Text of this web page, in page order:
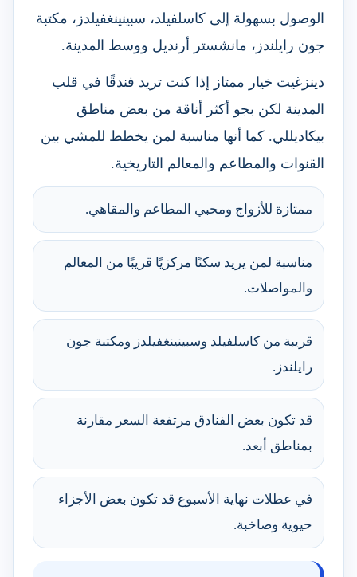
الوصول بسهولة إلى كاسلفيلد، سبينينغفيلدز، مكتبة
جون رايلندز، مانشستر أرنديل ووسط المدينة.
دينزغيت خيار ممتاز إذا كنت تريد فندقًا في قلب
المدينة لكن بجو أكثر أناقة من بعض مناطق
بيكاديللي. كما أنها مناسبة لمن يخطط للمشي بين
القنوات والمطاعم والمعالم التاريخية.
ممتازة للأزواج ومحبي المطاعم والمقاهي.
مناسبة لمن يريد سكنًا مركزيًا قريبًا من المعالم
والمواصلات.
قريبة من كاسلفيلد وسبينينغفيلدز ومكتبة جون
رايلندز.
قد تكون بعض الفنادق مرتفعة السعر مقارنة
بمناطق أبعد.
في عطلات نهاية الأسبوع قد تكون بعض الأجزاء
حيوية وصاخبة.